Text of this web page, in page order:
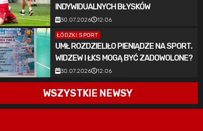
INDYWIDUALNYCH BŁYSKÓW
30.07.2026 12:06
ŁÓDZKI SPORT
UMŁ ROZDZIELIŁO PIENIĄDZE NA SPORT.
WIDZEW I ŁKS MOGĄ BYĆ ZADOWOLONE?
30.07.2026 12:06
WSZYSTKIE NEWSY